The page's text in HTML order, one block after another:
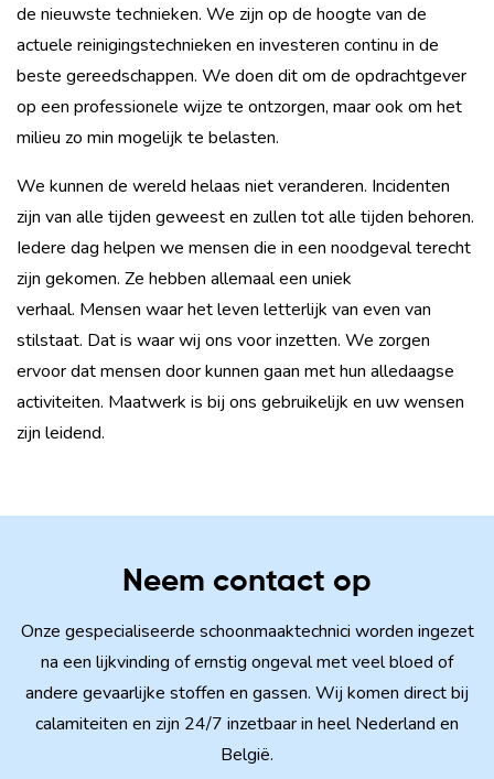
de nieuwste technieken. We zijn op de hoogte van de
actuele reinigingstechnieken en investeren continu in de
beste gereedschappen. We doen dit om de opdrachtgever
op een professionele wijze te ontzorgen, maar ook om het
milieu zo min mogelijk te belasten.
We kunnen de wereld helaas niet veranderen. Incidenten
zijn van alle tijden geweest en zullen tot alle tijden behoren.
Iedere dag helpen we mensen die in een noodgeval terecht
zijn gekomen. Ze hebben allemaal een uniek
verhaal. Mensen waar het leven letterlijk van even van
stilstaat. Dat is waar wij ons voor inzetten. We zorgen
ervoor dat mensen door kunnen gaan met hun alledaagse
activiteiten. Maatwerk is bij ons gebruikelijk en uw wensen
zijn leidend.
Neem contact op
Onze gespecialiseerde schoonmaaktechnici worden ingezet
na een lijkvinding of ernstig ongeval met veel bloed of
andere gevaarlijke stoffen en gassen. Wij komen direct bij
calamiteiten en zijn 24/7 inzetbaar in heel Nederland en
België.